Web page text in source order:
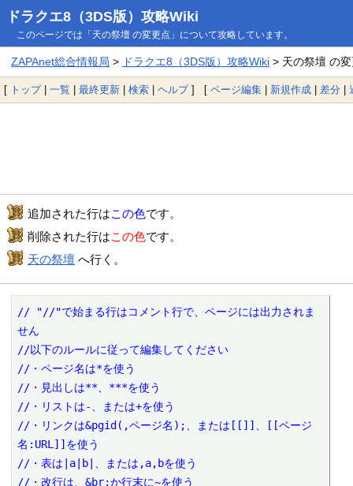
ドラクエ8（3DS版）攻略Wiki
このページでは「天の祭壇 の変更点」について攻略しています。
ZAPAnet総合情報局 > ドラクエ8（3DS版）攻略Wiki> 天の祭壇 の
[ トップ| 一覧 | 最終更新 | 検索 | ヘルプ] [ ページ編集 | 新規作成 | 差分 |
追加された行はこの色です。
削除された行はこの色です。
天の祭壇 へ行く。
// "//"で始まる行はコメント行で、ページには出力されま
せん
//以下のルールに従って編集してください
//・ページ名は*を使う
//・見出しは**、***を使う
//・リストは-、または+を使う
//・リンクは&pgid(,ページ名);、または[[]]、[[ページ
名:URL]]を使う
//・表は|a|b|、または,a,bを使う
//・改行は、&br;か行末に~を使う